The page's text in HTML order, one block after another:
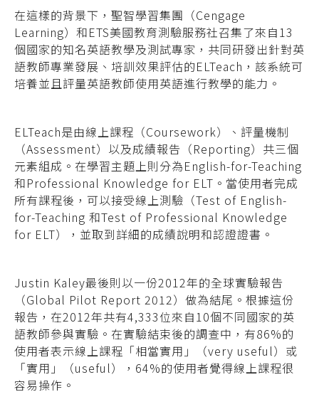
在這樣的背景下，聖智學習集團（Cengage
Learning）和ETS美國教育測驗服務社召集了來自13
個國家的知名英語教學及測試專家，共同研發出針對英
語教師專業發展、培訓效果評估的ELTeach，該系統可
培養並且評量英語教師使用英語進行教學的能力。
ELTeach是由線上課程（Coursework）、評量機制
（Assessment）以及成績報告（Reporting）共三個
元素組成。在學習主題上則分為English-for-Teaching
和Professional Knowledge for ELT。當使用者完成
所有課程後，可以接受線上測驗（Test of English-
for-Teaching 和Test of Professional Knowledge
for ELT），並取到詳細的成績說明和認證證書。
Justin Kaley最後則以一份2012年的全球實驗報告
（Global Pilot Report 2012）做為結尾。根據這份
報告，在2012年共有4,333位來自10個不同國家的英
語教師參與實驗。在實驗結束後的調查中，有86%的
使用者表示線上課程「相當實用」（very useful）或
「實用」（useful），64%的使用者覺得線上課程很
容易操作。